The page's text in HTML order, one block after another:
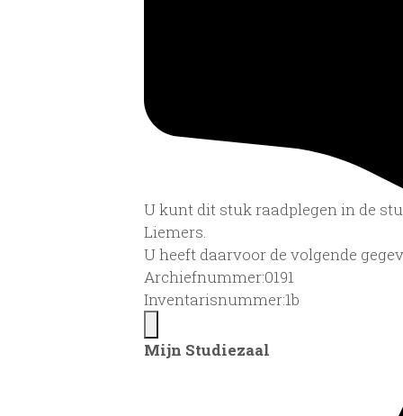
U kunt dit stuk raadplegen in de
Liemers.
U heeft daarvoor de volgende
Archiefnummer:0191
Inventarisnummer:1b
Mijn Studiezaal